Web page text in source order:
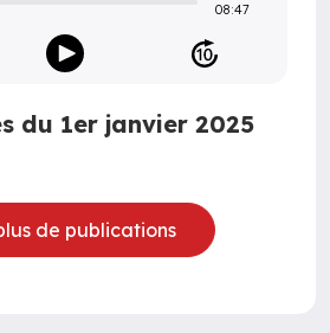
08:47
du 1er janvier 2025
de publications